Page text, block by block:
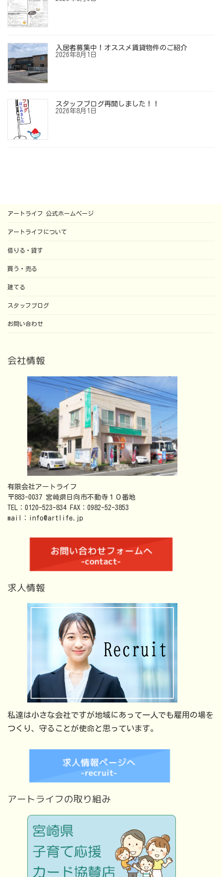
入居者募集中！オススメ賃貸物件のご紹介
2026年8月1日
スタッフブログ再開しました！！
2026年8月1日
アートライフ 公式ホームページ
アートライフについて
借りる・貸す
買う・売る
建てる
スタッフブログ
お問い合わせ
会社情報
有限会社アートライフ
〒883-0037 宮崎県日向市不動寺１０番地
TEL：0120-523-834 FAX：0982-52-3853
mail：info@artlife.jp
求人情報
私達は小さな会社ですが地域にあって一人でも雇用の場を
つくり、守ることが使命と思っています。
アートライフの取り組み